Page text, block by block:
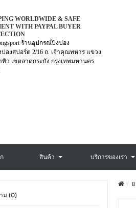
WORLDWIDE & SAFE
WITH PAYPAL BUYER
ร้านอุปกรณ์ปิงปอง
ปองสปอร์ต 2/16 ถ. เจ้าคุณทหาร แขวง
ทิว เขตลาดกระบัง กรุงเทพมหานคร
สินค้า บริการของเรา
ม (0)